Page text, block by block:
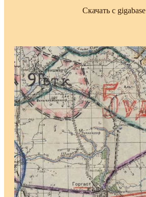
Скачать с gigabase